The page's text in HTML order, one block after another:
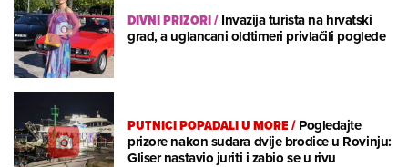
DIVNI PRIZORI/Invazija turista na hrvatski
grad, a uglancani oldtimeri privlačili poglede
PUTNICI POPADALI U MORE/Pogledajte
prizore nakon sudara dvije brodice u Rovinju:
Gliser nastavio juriti i zabio se u rivu